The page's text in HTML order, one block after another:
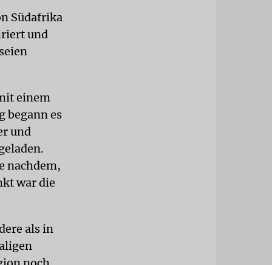
Südafrika
und
einem
begann es
und
nachdem,
war die
als in